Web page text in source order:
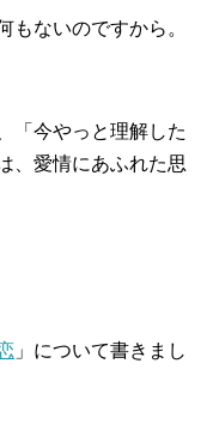
もないのですから。
、「今やっと理解した
、愛情にあふれた思
」について書きまし